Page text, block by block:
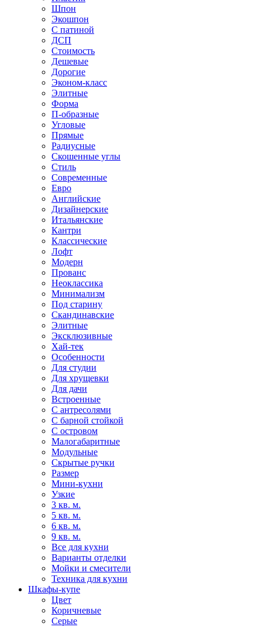
Шпон
Экошпон
С патиной
ДСП
Стоимость
Дешевые
Дорогие
Эконом-класс
Элитные
Форма
П-образные
Угловые
Прямые
Радиусные
Скошенные углы
Стиль
Современные
Евро
Английские
Дизайнерские
Итальянские
Кантри
Классические
Лофт
Модерн
Прованс
Неоклассика
Минимализм
Под старину
Скандинавские
Элитные
Эксклюзивные
Хай-тек
Особенности
Для студии
Для хрущевки
Для дачи
Встроенные
С антресолями
С барной стойкой
С островом
Малогабаритные
Модульные
Скрытые ручки
Размер
Мини-кухни
Узкие
3 кв. м.
5 кв. м.
6 кв. м.
9 кв. м.
Все для кухни
Варианты отделки
Мойки и смесители
Техника для кухни
Шкафы-купе
Цвет
Коричневые
Серые